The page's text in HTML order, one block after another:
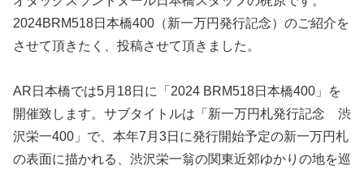
2024BRM518日本橋400（新一万円発行記念）のご紹介を
させて頂きたく、投稿させて頂きました。
AR日本橋では5月18日に「2024 BRM518日本橋400」を
開催致します。サブタイトルは「新一万円札発行記念 渋
沢栄一400」で、本年7月3日に発行開始予定の新一万円札
の表面に描かれる、渋沢栄一翁の関東近郊ゆかりの地を巡